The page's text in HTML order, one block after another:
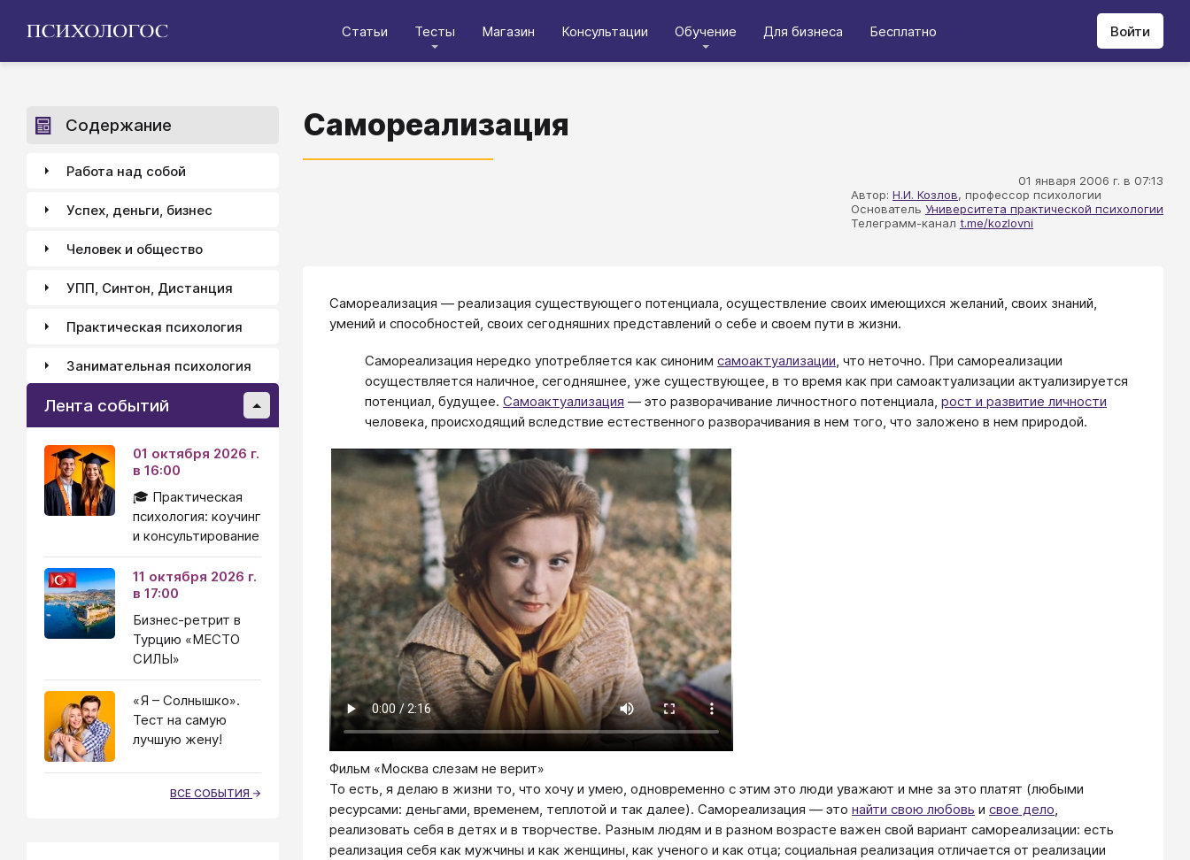
Статьи Тесты Магазин Консультации Обучение Для бизнеса Бесплатно Войти
Самореализация
01 января 2006 г. в 07:13
Автор: Н.И. Козлов, профессор психологии
Основатель Университета практической психологии
Телеграмм-канал t.me/kozlovni
Самореализация — реализация существующего потенциала, осуществление своих имеющихся желаний, своих знаний,
умений и способностей, своих сегодняшних представлений о себе и своем пути в жизни.
Самореализация нередко употребляется как синоним самоактуализации , что неточно. При самореализации
осуществляется наличное, сегодняшнее, уже существующее, в то время как при самоактуализации актуализируется
потенциал, будущее. Самоактуализация — это разворачивание личностного потенциала, рост и развитие личности
человека, происходящий вследствие естественного разворачивания в нем того, что заложено в нем природой.
Фильм «Москва слезам не верит»
​​​​​​​То есть, я делаю в жизни то, что хочу и умею, одновременно с этим это люди уважают и мне за это платят (любыми
ресурсами: деньгами, временем, теплотой и так далее). Самореализация — это найти свою любовь и свое дело
реализовать себя в детях и в творчестве. Разным людям и в разном возрасте важен свой вариант самореализации: есть
реализация себя как мужчины и как женщины, как ученого и как отца; социальная реализация отличается от реализации
Содержание
Работа над собой
Успех, деньги, бизнес
Человек и общество
УПП, Синтон, Дистанция
Практическая психология
Занимательная психология
Лента событий
01 октября 2026 г.
в 16:00
🎓 Практическая
психология: коучинг
и консультирование
11 октября 2026 г.
в 17:00
Бизнес-ретрит в
Турцию «МЕСТО
СИЛЫ»
«Я – Солнышко».
Тест на самую
лучшую жену!
ВСЕ СОБЫТИЯ